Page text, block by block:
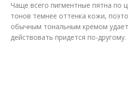
Чаще всего пигментные пятна по
тонов темнее оттенка кожи,
обычным тональным кремом
действовать придется по-другому.